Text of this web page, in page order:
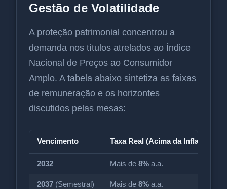
Gestão de Volatilidade
A proteção patrimonial concentrou a
demanda nos títulos atrelados ao Índice
Nacional de Preços ao Consumidor
Amplo. A tabela abaixo sintetiza as faixas
de remuneração e os horizontes
discutidos pelas mesas:
Vencimento Taxa Real (Acima da Inflação)
2032 Mais de8% a.a.
2037 (Semestral) Mais de8% a.a.